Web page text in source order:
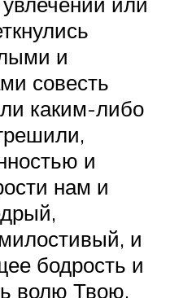
и
совесть
каким-либо
и
нам и
и
бодрость и
волю Твою,